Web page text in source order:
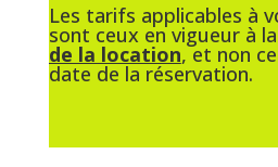
Les tarifs applicables à
sont ceux en vigueur à la
de la location, et non
date de la réservation.